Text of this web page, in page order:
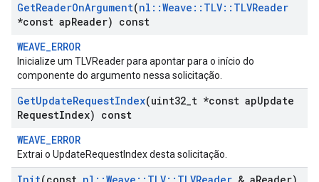
GetReaderOnArgument(nl ::Weave :: TLV:: TLVReader
*const apReader) const
WEAVE_ERROR
Inicialize um TLVReader para apontar para o início do
componente do argumento nessa solicitação.
GetUpdateRequestIndex(uint32 t *const apUpdate
RequestIndex) const
WEAVE_ERROR
Extrai o UpdateRequestIndex desta solicitação.